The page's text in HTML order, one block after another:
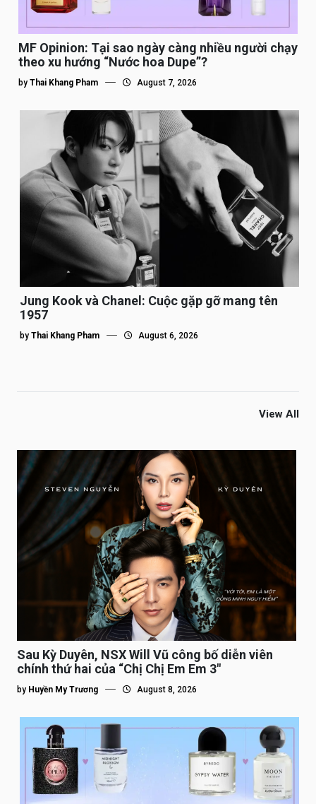
MF Opinion: Tại sao ngày càng nhiều người chạy
theo xu hướng “Nước hoa Dupe”?
by Thai Khang Pham August 7, 2026
Jung Kook và Chanel: Cuộc gặp gỡ mang tên
1957
by Thai Khang Pham August 6, 2026
View All
Sau Kỳ Duyên, NSX Will Vũ công bố diễn viên
chính thứ hai của “Chị Chị Em Em 3″
by Huyền My Trương August 8, 2026